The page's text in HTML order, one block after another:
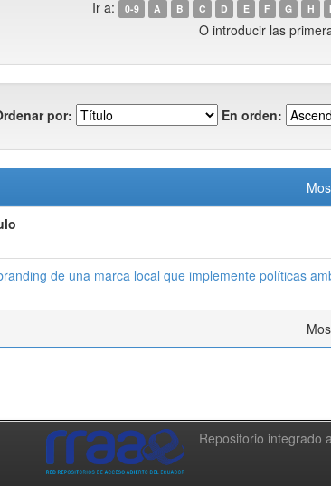
Ir a: 0-9 A B C D E F G H I
O introducir las
por: En orden:
de una marca local que implemente políticas
Repositorio integrado